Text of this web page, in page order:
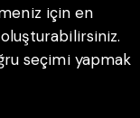
için en
seçimi yapmak